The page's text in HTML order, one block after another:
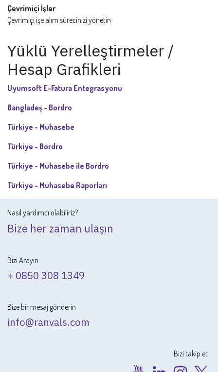
Çevrimiçi İşler
Çevrimiçi işe alım sürecinizi yönetin
Yüklü Yerelleştirmeler /
Hesap Grafikleri
Uyumsoft E-Fatura Entegrasyonu
Bangladeş - Bordro
Türkiye - Muhasebe
Türkiye - Bordro
Türkiye - Muhasebe ile Bordro
Türkiye - Muhasebe Raporları
Nasıl yardımcı olabiliriz?
Bize her zaman ulaşın
Bizi Arayın
+ 0850 308 1349
Bize bir mesaj gönderin
info@ranvals.com
Bizi takip et